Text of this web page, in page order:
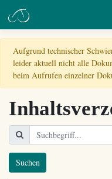
Aufgrund technischer
leider aktuell nicht alle
beim Aufrufen einzelner
Suchen